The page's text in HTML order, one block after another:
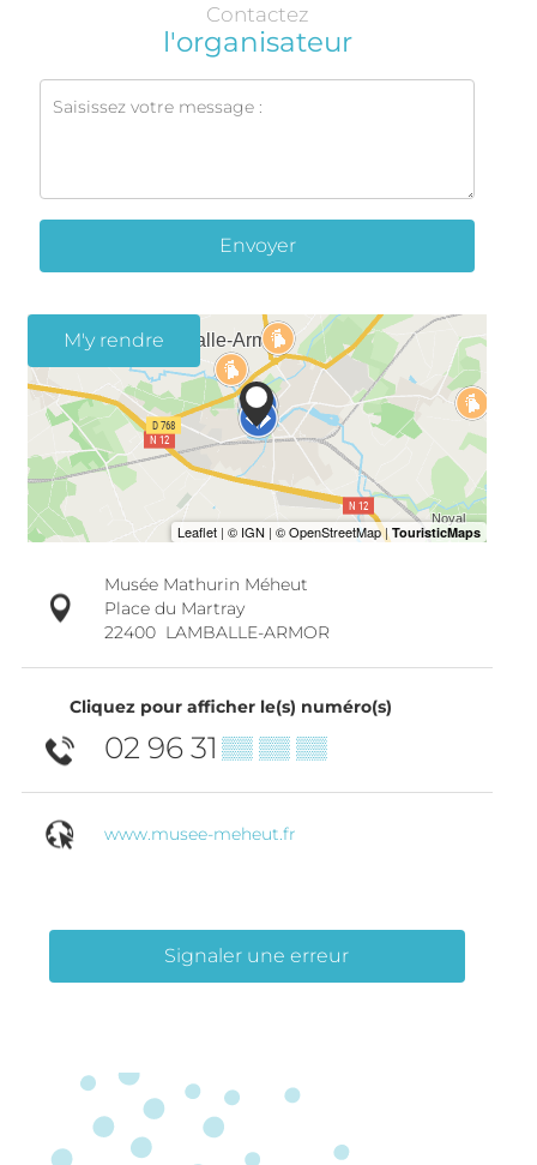
Contactez
l'organisateur
Envoyer
M'y rendre
Musée Mathurin Méheut
Place du Martray
22400 LAMBALLE-ARMOR
Cliquez pour afficher le(s) numéro(s)
02 96 31 ▒▒ ▒▒ ▒▒
www.musee-meheut.fr
Signaler une erreur